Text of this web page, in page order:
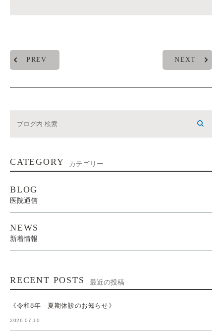
PREV NEXT
CATEGORY カテゴリー
BLOG
医院通信
NEWS
新着情報
RECENT POSTS 最近の投稿
《令和8年 夏期休診のお知らせ》
2026.07.10